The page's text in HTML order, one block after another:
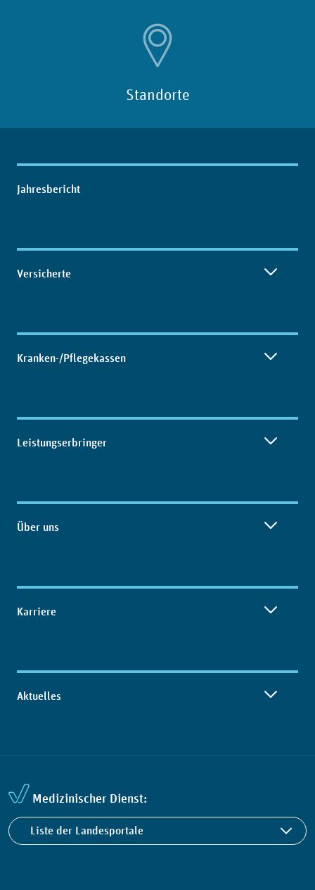
Standorte
Inhaltsübersicht
Jahresbericht
Versicherte
Kranken-/Pflegekassen
Leistungserbringer
Über uns
Karriere
Aktuelles
Medizinischer Dienst:
Liste der Landesportale